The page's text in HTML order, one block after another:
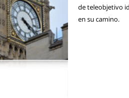
de teleobjetivo
en su camino.